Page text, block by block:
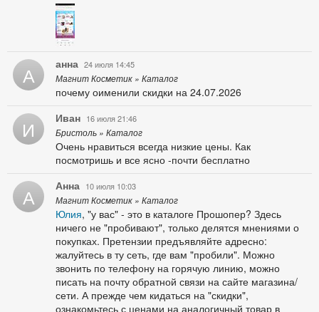
А анна 24 июля 14:45
Магнит Косметик » Каталог
почему оименили скидки на 24.07.2026
И Иван 16 июля 21:46
Бристоль » Каталог
Очень нравиться всегда низкие цены. Как
посмотришь и все ясно -почти бесплатно
А Анна 10 июля 10:03
Магнит Косметик » Каталог
Юлия, "у вас" - это в каталоге Прошопер? Здесь
ничего не "пробивают", только делятся мнениями о
покупках. Претензии предъявляйте адресно:
жалуйтесь в ту сеть, где вам "пробили". Можно
звонить по телефону на горячую линию, можно
писать на почту обратной связи на сайте магазина/
сети. А прежде чем кидаться на "скидки",
ознакомьтесь с ценами на аналогичный товар в